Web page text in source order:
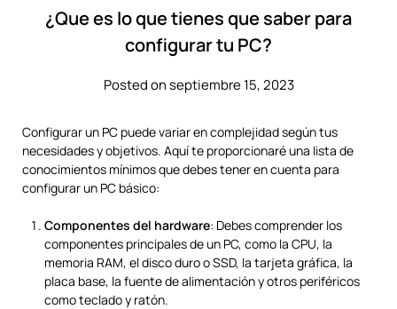
¿Que es lo que tienes que saber para
configurar tu PC?
Posted on septiembre 15, 2023
Configurar un PC puede variar en complejidad según tus
necesidades y objetivos. Aquí te proporcionaré una lista de
conocimientos mínimos que debes tener en cuenta para
configurar un PC básico:
Componentes del hardware: Debes comprender los
componentes principales de un PC, como la CPU, la
memoria RAM, el disco duro o SSD, la tarjeta gráfica, la
placa base, la fuente de alimentación y otros periféricos
como teclado y ratón.